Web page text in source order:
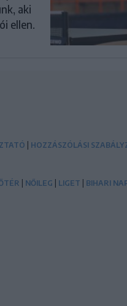
aki
ellen.
| HOZZÁSZÓLÁSI
| NŐILEG | LIGET | BIHARI